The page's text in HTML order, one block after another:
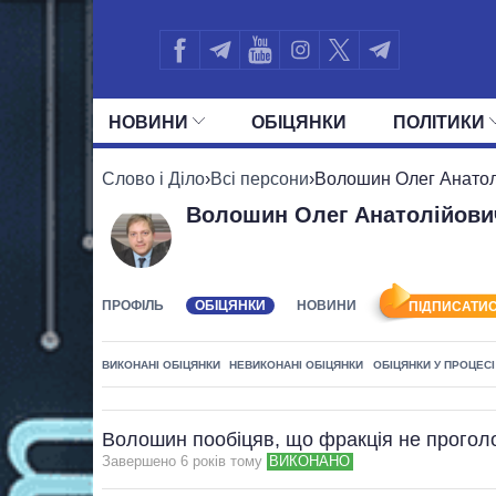
НОВИНИ ОБIЦЯНКИ ПОЛIТИКИ
УСІ ПОЛІТИКИ ПРЕЗИДЕНТ І
Слово і Діло›Всі персони›Волошин Олег
Волошин Олег
ПРОФІЛЬ ОБІЦЯНКИ НОВИНИ
ВИКОНАНІ ОБІЦЯНКИ НЕВИКОНАНІ ОБІЦЯНКИ ОБІЦЯНКИ У ПРОЦЕСІ
Волошин пообіцяв, що фракція не
Завершено 6 рокiв тому ВИКОНАНО